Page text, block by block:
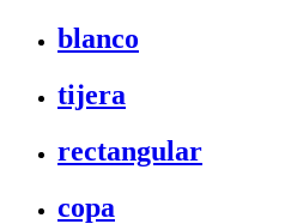
blanco
tijera
rectangular
copa